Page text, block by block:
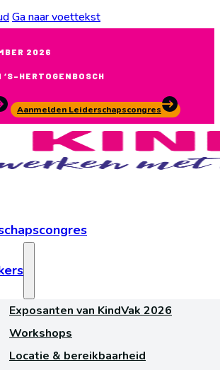
Ga naar voettekst
2026
HERTOGENBOSCH
Aanmelden Leiderschapscongres
Exposanten van KindVak 2026
Workshops
Locatie & bereikbaarheid